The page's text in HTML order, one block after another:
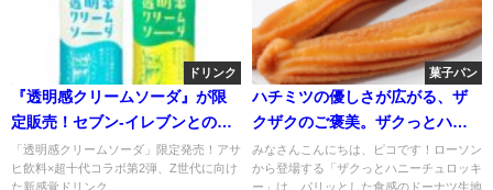
ドリンク
『透明感クリームソーダ』が限
定販売！セブン-イレブンとのコ
ラボ第2弾
「透明感クリームソーダ」限定発売！アサ
ヒ飲料×超十代コラボ第2弾、Z世代に向け
た新感覚ドリンク。...
菓子パン
ハチミツの優しさが広がる、ザ
クザクのご褒美。ザクっとハニ
ーチュロッキー
みなさんこんにちは、ピコです！ローソン
から登場する「ザクっとハニーチュロッキ
ー」は、パリッとした食感のドーナツ生地